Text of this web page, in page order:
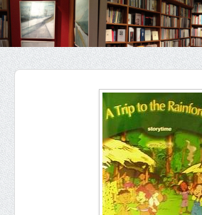
Εκδηλώσεις
Επικοινωνία